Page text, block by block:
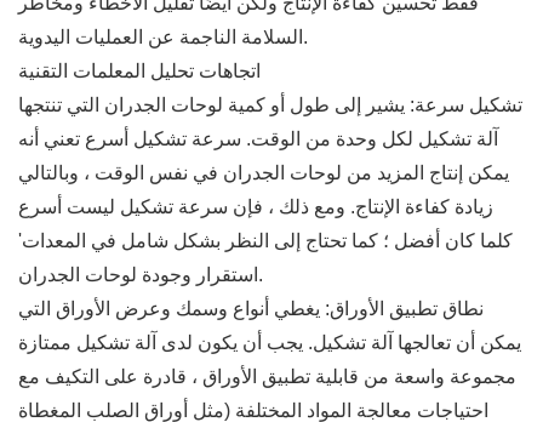
السلامة الناجمة عن العمليات اليدوية.
اتجاهات تحليل المعلمات التقنية
تشكيل سرعة: يشير إلى طول أو كمية لوحات الجدران التي تنتجها
آلة تشكيل لكل وحدة من الوقت. سرعة تشكيل أسرع تعني أنه
يمكن إنتاج المزيد من لوحات الجدران في نفس الوقت ، وبالتالي
زيادة كفاءة الإنتاج. ومع ذلك ، فإن سرعة تشكيل ليست أسرع
كلما كان أفضل ؛ كما تحتاج إلى النظر بشكل شامل في المعدات'
استقرار وجودة لوحات الجدران.
نطاق تطبيق الأوراق: يغطي أنواع وسمك وعرض الأوراق التي
يمكن أن تعالجها آلة تشكيل. يجب أن يكون لدى آلة تشكيل ممتازة
مجموعة واسعة من قابلية تطبيق الأوراق ، قادرة على التكيف مع
احتياجات معالجة المواد المختلفة (مثل أوراق الصلب المغطاة